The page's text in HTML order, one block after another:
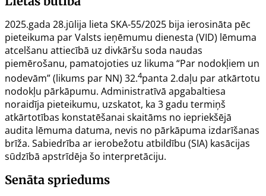
2025.gada 28.jūlija lieta SKA-55/2025 bija ierosināta pēc
pieteikuma par Valsts ieņēmumu dienesta (VID) lēmuma
atcelšanu attiecībā uz divkāršu soda naudas
piemērošanu, pamatojoties uz likuma “Par nodokļiem un
nodevām” (likums par NN) 32.4panta 2.daļu par atkārtotu
nodokļu pārkāpumu. Administratīvā apgabaltiesa
noraidīja pieteikumu, uzskatot, ka 3 gadu termiņš
atkārtotības konstatēšanai skaitāms no iepriekšējā
audita lēmuma datuma, nevis no pārkāpuma izdarīšanas
brīža. Sabiedrība ar ierobežotu atbildību (SIA) kasācijas
sūdzībā apstrīdēja šo interpretāciju.
Senāta spriedums